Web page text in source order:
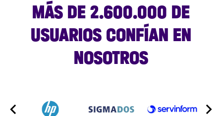
MÁS DE 2.600.000 DE
USUARIOS CONFÍAN EN
NOSOTROS